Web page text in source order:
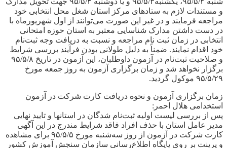
و مستندات لازم به ستادهای مرکز استان شغل محل انتخابی خود
مراجعه فرمایند و در غیر این صورت می‌توانند از اول شهریورماه با
در دست داشتن مدارک شناسایی معتبر به استان حوزه امتحانی
انتخابی در زمان ثبت نام مراجعه و نسبت به دریافت وجه ثبت‌نام
خود اقدام نمایند. ضمناً به دلیل طولانی بودن فرآیند بررسی شرایط
و صلاحیت ثبت‌نام در آزمون داوطلبان، این آزمون در تاریخ ۹۵/۵/۸
برگزار نخواهد شد و زمان برگزاری آزمون به روز جمعه مورخ
۹۵/۵/۲۹ موکول گردید.
زمان برگزاری آزمون و نحوه دریافت کارت شرکت در آزمون
استخدامی هلال احمر:
پس از بررسی لیست اولیه ثبت‌نام شدگان در استانها و تایید نهایی
مدیر عامل استان با حذف افراد فاقد شرایط مندرج در این آگهی
کارت شرکت در آزمون از روز سه‌شنبه مورخ ۹۵/۵/۵ برای مشاهده
و پرینت بر روی پایگاه اطلاع‌رسانی سازمان سنجش آموزش کشور